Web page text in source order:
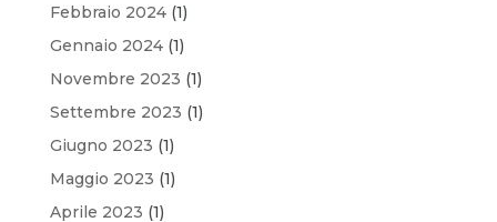
Febbraio 2024(1)
Gennaio 2024(1)
Novembre 2023 (1)
Settembre 2023 (1)
Giugno 2023 (1)
Maggio 2023 (1)
Aprile 2023 (1)